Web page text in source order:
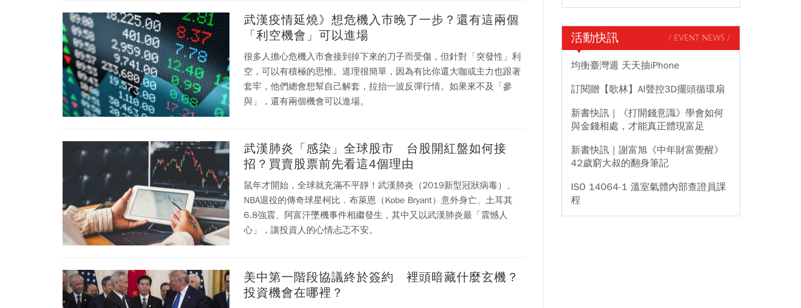
武漢疫情延燒》想危機入市晚了一步？還有這兩個
「利空機會」可以進場
很多人擔心危機入市會接到掉下來的刀子而受傷，但針對「突發性」利
空，可以有積極的思惟。道理很簡單，因為有比你還大咖或主力也跟著
套牢，他們總會想幫自己解套，拉抬一波反彈行情。如果來不及「參
與」，還有兩個機會可以進場。
武漢肺炎「感染」全球股市 台股開紅盤如何接
招？買賣股票前先看這4個理由
鼠年才開始，全球就充滿不平靜！武漢肺炎（2019新型冠狀病毒）、
NBA退役的傳奇球星柯比．布萊恩（Kobe Bryant）意外身亡、土耳其
6.8強震、阿富汗墜機事件相繼發生，其中又以武漢肺炎最「震憾人
心」，讓投資人的心情忐忑不安。
美中第一階段協議終於簽約 裡頭暗藏什麼玄機？
投資機會在哪裡？
活動快訊 / EVENT NEWS /
均衡臺灣週 天天抽iPhone
訂閱贈【歌林】AI聲控3D擺頭循環扇
新書快訊｜《打開錢意識》學會如何
與金錢相處，才能真正體現富足
新書快訊｜謝富旭《中年財富覺醒》
42歲窮大叔的翻身筆記
ISO 14064-1 溫室氣體內部查證員課
程